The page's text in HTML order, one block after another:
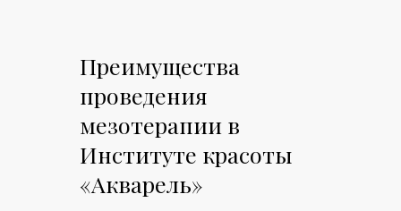
Преимущества
проведения
мезотерапии в
Институте красоты
«Акварель»